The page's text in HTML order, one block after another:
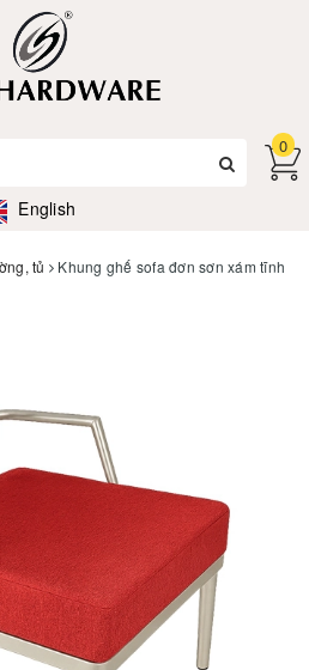
English
0
tủ
Khung ghế sofa đơn sơn xám tĩnh